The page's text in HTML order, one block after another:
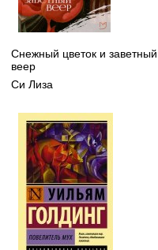
Снежный цветок и заветный
веер
Си Лиза